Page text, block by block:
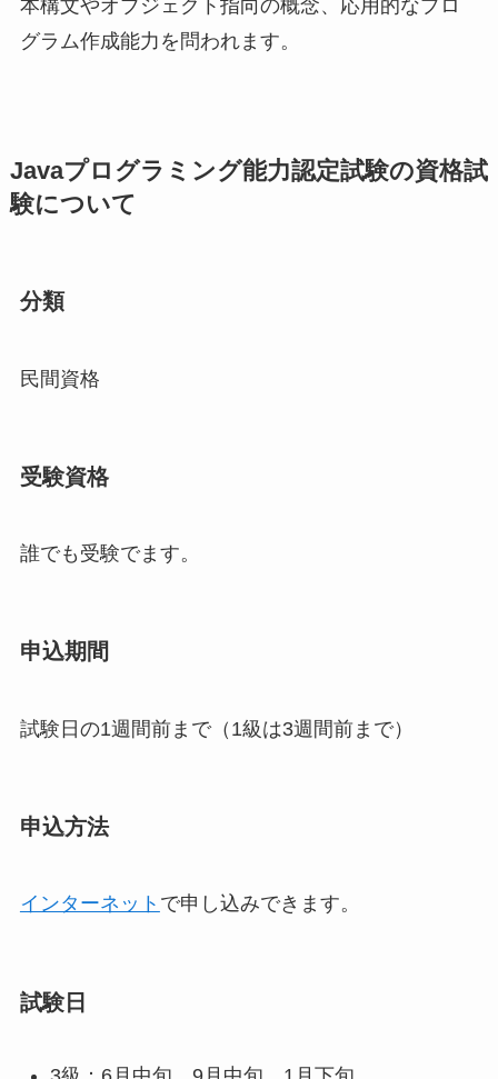
本構文やオブジェクト指向の概念、応用的なプロ
グラム作成能力を問われます。
Javaプログラミング能力認定試験の資格試
験について
分類
民間資格
受験資格
誰でも受験でます。
申込期間
試験日の1週間前まで（1級は3週間前まで）
申込方法
インターネット で申し込みできます。
試験日